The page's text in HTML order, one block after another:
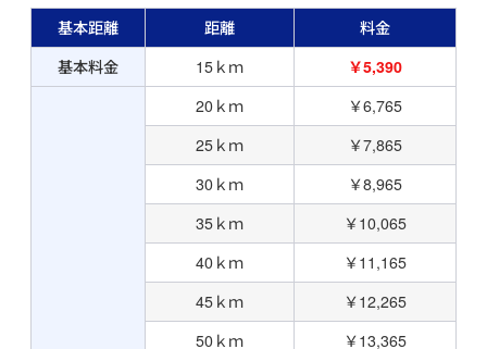
基本距離 距離
料金
基本料金
15ｋｍ
￥5,390
20ｋｍ
￥6,765
25ｋｍ
￥7,865
30ｋｍ
￥8,965
35ｋｍ
￥10,065
40ｋｍ
￥11,165
45ｋｍ
￥12,265
50ｋｍ
￥13,365